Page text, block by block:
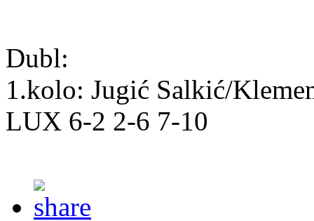
Dubl:
1.kolo: Jugić Salkić/
LUX 6-2 2-6 7-10